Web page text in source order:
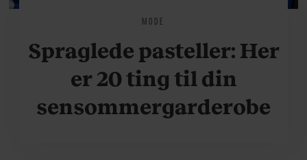
MODE
Spraglede pasteller: Her
er 20 ting til din
sensommergarderobe